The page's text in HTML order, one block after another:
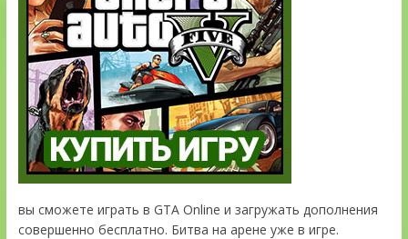
вы сможете играть в GTA Online и загружать дополнения
совершенно бесплатно. Битва на арене уже в игре.